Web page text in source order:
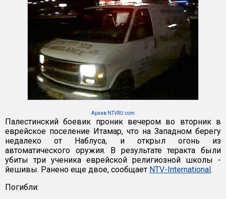
Архив NTVRU.com
Палестинский боевик проник вечером во вторник в
еврейское поселение Итамар, что на Западном берегу
недалеко от Наблуса, и открыл огонь из
автоматического оружия. В результате теракта были
убиты три ученика еврейской религиозной школы -
йешивы. Ранено еще двое, сообщает NTV-International.
Погибли: